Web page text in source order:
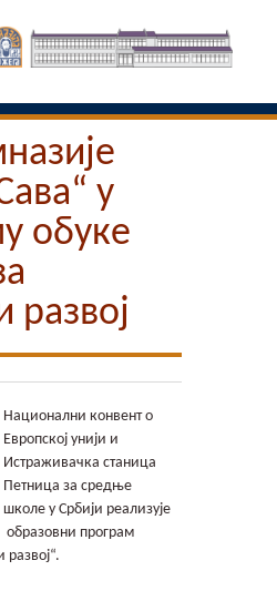
у
обуке
развој
Национални конвент о
Европској унији и
Истраживачка станица
Петница за средње
школе у Србији реализује
образовни програм